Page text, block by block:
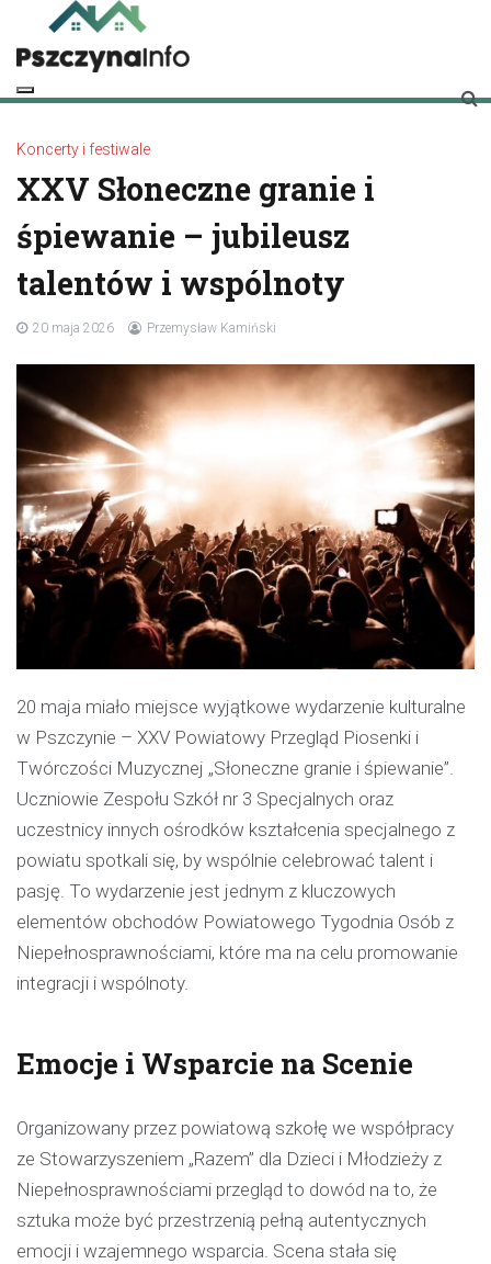
content
pszczynainfo.pl
Twoje źródło informacji o Pszczynie
Koncerty i festiwale
XXV Słoneczne granie i
śpiewanie – jubileusz
talentów i wspólnoty
20 maja 2026 Przemysław Kamiński
20 maja miało miejsce wyjątkowe wydarzenie kulturalne
w Pszczynie – XXV Powiatowy Przegląd Piosenki i
Twórczości Muzycznej „Słoneczne granie i śpiewanie”.
Uczniowie Zespołu Szkół nr 3 Specjalnych oraz
uczestnicy innych ośrodków kształcenia specjalnego z
powiatu spotkali się, by wspólnie celebrować talent i
pasję. To wydarzenie jest jednym z kluczowych
elementów obchodów Powiatowego Tygodnia Osób z
Niepełnosprawnościami, które ma na celu promowanie
integracji i wspólnoty.
Emocje i Wsparcie na Scenie
Organizowany przez powiatową szkołę we współpracy
ze Stowarzyszeniem „Razem” dla Dzieci i Młodzieży z
Niepełnosprawnościami przegląd to dowód na to, że
sztuka może być przestrzenią pełną autentycznych
emocji i wzajemnego wsparcia. Scena stała się